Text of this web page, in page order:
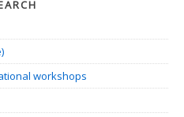
workshops